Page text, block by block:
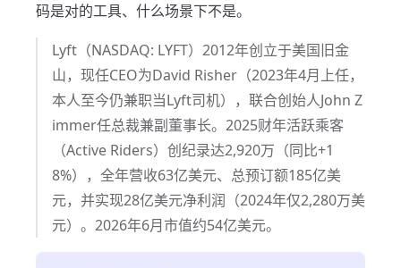
码是对的工具、什么场景下不是。
Lyft（NASDAQ: LYFT）2012年创立于美国旧金
山，现任CEO为David Risher（2023年4月上任，
本人至今仍兼职当Lyft司机），联合创始人John Z
immer任总裁兼副董事长。2025财年活跃乘客
（Active Riders）创纪录达2,920万（同比+1
8%），全年营收63亿美元、总预订额185亿美
元，并实现28亿美元净利润（2024年仅2,280万美
元）。2026年6月市值约54亿美元。